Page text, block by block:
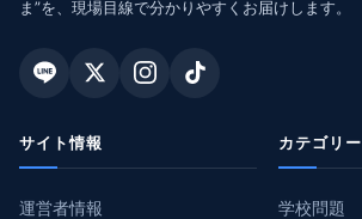
ま”を、現場目線で分かりやすくお届けします。
サイト情報
運営者情報
カテゴリー
学校問題